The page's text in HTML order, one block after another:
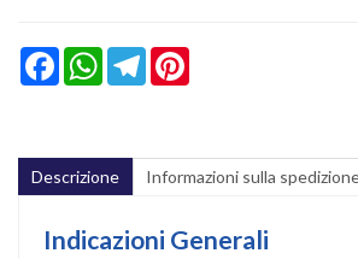
FacebookWhatsAppTelegram
Descrizione Informazioni sulla
Indicazioni Generali